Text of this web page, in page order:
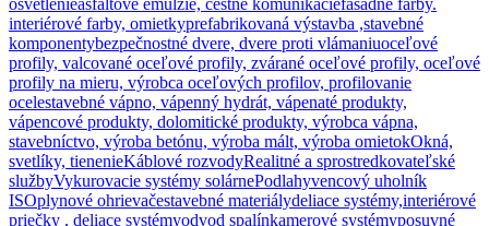
osvetlenieasfaltové emulzie, cestné komunikáciefasádne farby.
interiérové farby, omietkyprefabrikovaná výstavba ,stavebné
komponentybezpečnostné dvere, dvere proti vlámaniuoceľové
profily, valcované oceľové profily, zvárané oceľové profily, oceľové
profily na mieru, výrobca oceľových profilov, profilovanie
ocelestavebné vápno, vápenný hydrát, vápenaté produkty,
vápencové produkty, dolomitické produkty, výrobca vápna,
stavebníctvo, výroba betónu, výroba mált, výroba omietokOkná,
svetlíky, tienenieKáblové rozvodyRealitné a sprostredkovateľské
službyVykurovacie systémy solárnePodlahyvencový uholník
ISOplynové ohrievačestavebné materiálydeliace systémy,interiérové
priečky , deliace systémyodvod spalínkamerové systémyposuvné